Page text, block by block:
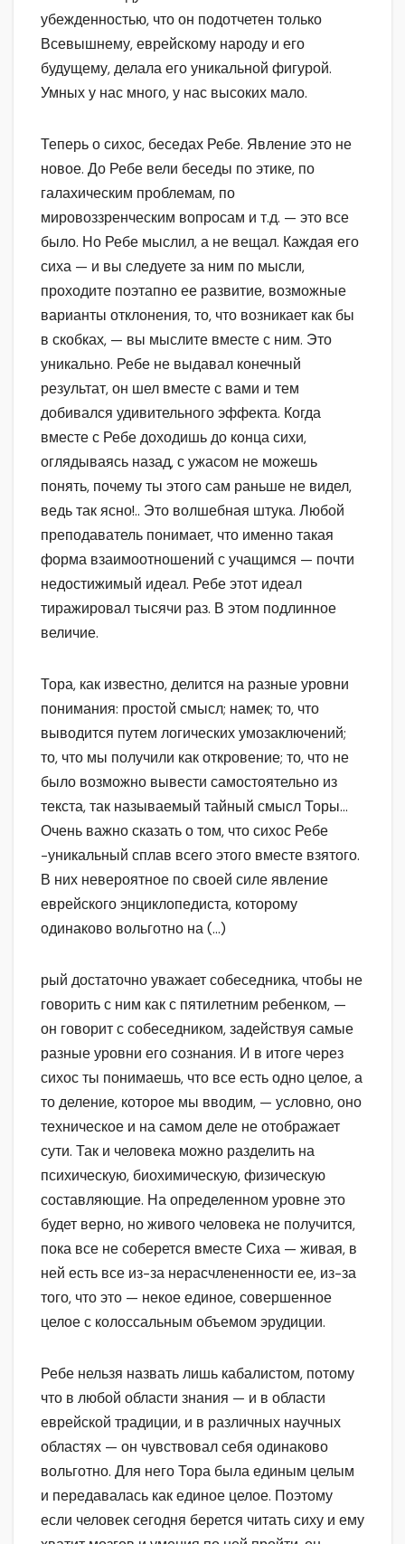
убежденностью, что он подотчетен только
Всевышнему, еврейскому народу и его
будущему, делала его уникальной фигурой.
Умных у нас много, у нас высоких мало.
Теперь о сихос, беседах Ребе. Явление это не
новое. До Ребе вели беседы по этике, по
галахическим проблемам, по
мировоззренческим вопросам и т.д. — это все
было. Но Ребе мыслил, а не вещал. Каждая его
сиха — и вы следуете за ним по мысли,
проходите поэтапно ее развитие, возможные
варианты отклонения, то, что возникает как бы
в скобках, — вы мыслите вместе с ним. Это
уникально. Ребе не выдавал конечный
результат, он шел вместе с вами и тем
добивался удивительного эффекта. Когда
вместе с Ребе доходишь до конца сихи,
оглядываясь назад, с ужасом не можешь
понять, почему ты этого сам раньше не видел,
ведь так ясно!.. Это волшебная штука. Любой
преподаватель понимает, что именно такая
форма взаимоотношений с учащимся — почти
недостижимый идеал. Ребе этот идеал
тиражировал тысячи раз. В этом подлинное
величие.
Тора, как известно, делится на разные уровни
понимания: простой смысл; намек; то, что
выводится путем логических умозаключений;
то, что мы получили как откровение; то, что не
было возможно вывести самостоятельно из
текста, так называемый тайный смысл Торы…
Очень важно сказать о том, что сихос Ребе
-уникальный сплав всего этого вместе взятого.
В них невероятное по своей силе явление
еврейского энциклопедиста, которому
одинаково вольготно на (…)
рый достаточно уважает собеседника, чтобы не
говорить с ним как с пятилетним ребенком, —
он говорит с собеседником, задействуя самые
разные уровни его сознания. И в итоге через
сихос ты понимаешь, что все есть одно целое, а
то деление, которое мы вводим, — условно, оно
техническое и на самом деле не отображает
сути. Так и человека можно разделить на
психическую, биохимическую, физическую
составляющие. На определенном уровне это
будет верно, но живого человека не получится,
пока все не соберется вместе Сиха — живая, в
ней есть все из-за нерасчлененности ее, из-за
того, что это — некое единое, совершенное
целое с колоссальным объемом эрудиции.
Ребе нельзя назвать лишь кабалистом, потому
что в любой области знания — и в области
еврейской традиции, и в различных научных
областях — он чувствовал себя одинаково
вольготно. Для него Тора была единым целым
и передавалась как единое целое. Поэтому
если человек сегодня берется читать сиху и ему